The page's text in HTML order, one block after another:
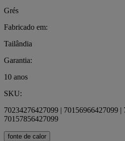
Grés
Fabricado em:
Tailândia
Garantia:
10 anos
SKU:
70234276427099 | 70156966427099 |
70157856427099
fonte de calor